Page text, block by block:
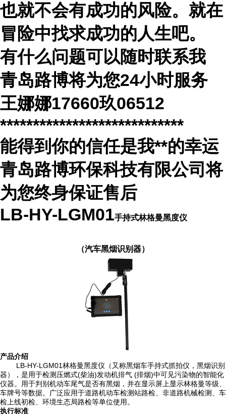
也就不会有成功的风险。就在
冒险中找求成功的人生吧。
有什么问题可以随时联系我
青岛路博将为您24小时服务
王娜娜17660玖06512
****************************
能得到你的信任是我**的幸运
青岛路博环保科技有限公司将
为您终身保证售后
LB-HY-LGM01手持式林格曼黑度仪
（汽车黑烟识别器）
产品介绍
LB-HY-LGM01林格曼黑度仪（又称黑烟车手持式抓拍仪，黑烟识别
器），是用于检测压燃式(柴油)发动机排气 (排烟)中可见污染物的智能化
仪器。用于判别机动车尾气是否有黑烟，并在显示屏上显示林格曼等级、
车牌号等数据。广泛应用于道路机动车检测站路检、非道路机械检测、车
检上线初检、环境生态局路检等单位使用。
执行标准